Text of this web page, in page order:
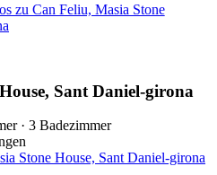
zu Can Feliu, Masia Stone
Sant Daniel-girona
· 3 Badezimmer
Stone House, Sant Daniel-girona